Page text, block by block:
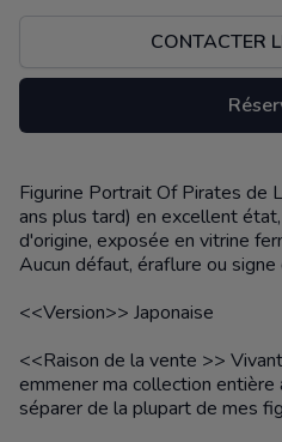
CONTACTER
Description
Figurine Portrait Of Pirates de
ans plus tard) en excellent
d'origine, exposée en vitrine
Aucun défaut, éraflure ou signe
<<Version>> Japonaise
<<Raison de la vente >>
emmener ma collection
séparer de la plupart de mes